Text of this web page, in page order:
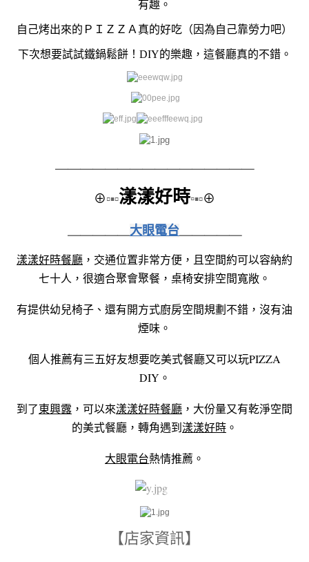
有趣。
自己烤出來的ＰＩＺＺＡ真的好吃（因為自己靠勞力吧）
下次想要試試鐵鍋鬆餅！DIY的樂趣，這餐廳真的不錯。
⊕▫▪▫漾漾好時▫▪▫⊕
大眼電台
漾漾好時餐廳 ，交通位置非常方便，且空間約可以容納約
七十人，很適合聚會聚餐，桌椅安排空間寬敞。
有提供幼兒椅子、還有開方式廚房空間規劃不錯，沒有油
煙味。
個人推薦有三五好友想要吃美式餐廳又可以玩PIZZA
DIY。
到了東興露 ，可以來漾漾好時餐廳 ，大份量又有乾淨空間
的美式餐廳，轉角遇到漾漾好時 。
大眼電台熱情推薦。
【店家資訊】